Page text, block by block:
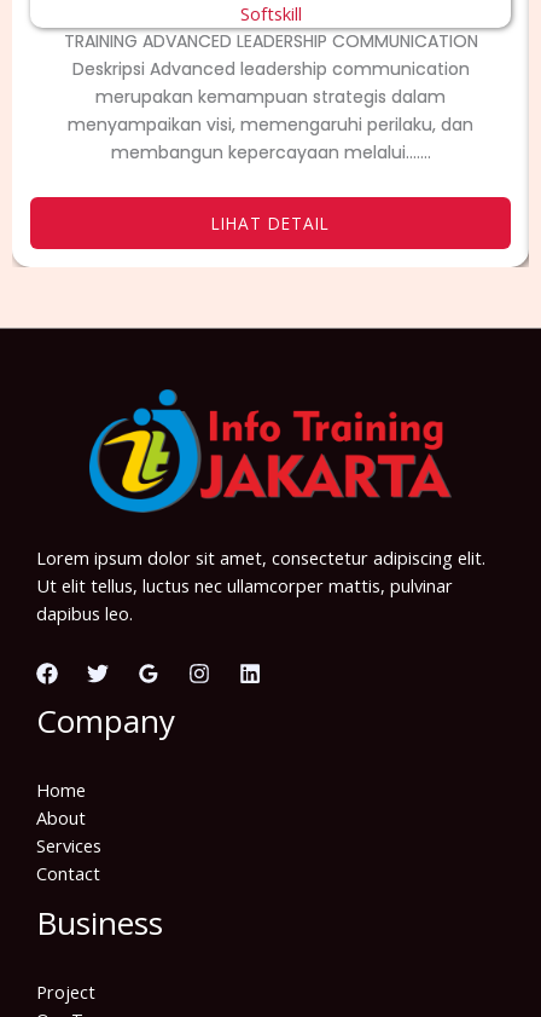
Softskill
TRAINING ADVANCED LEADERSHIP COMMUNICATION
Deskripsi Advanced leadership communication
merupakan kemampuan strategis dalam
menyampaikan visi, memengaruhi perilaku, dan
membangun kepercayaan melalui.......
LIHAT DETAIL
Lorem ipsum dolor sit amet, consectetur adipiscing elit.
Ut elit tellus, luctus nec ullamcorper mattis, pulvinar
dapibus leo.
Company
Home
About
Services
Contact
Business
Project